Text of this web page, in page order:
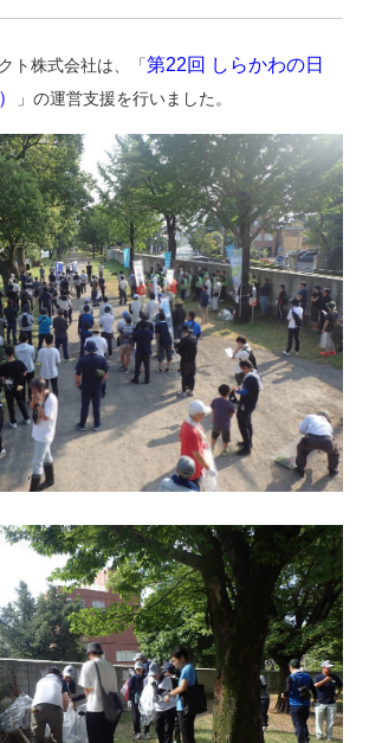
ト株式会社は、「第22回 しらかわの日
」の運営支援を行いました。